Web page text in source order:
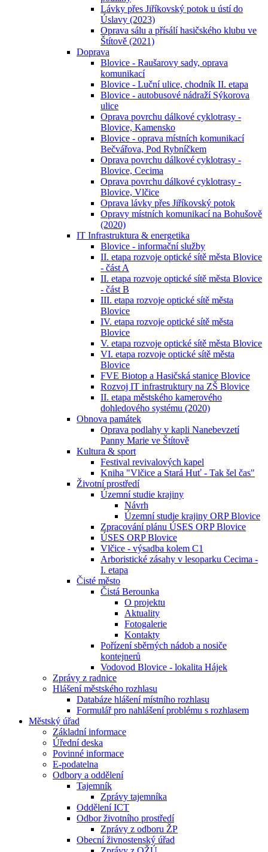
Lávky přes Jiříkovský potok u ústí do
Úslavy (2023)
Oprava sálu a přísálí hasičského klubu ve
Štítově (2021)
Doprava
Blovice - Raušarovy sady, oprava
komunikací
Blovice - Luční ulice, chodník II. etapa
Blovice - autobusové nádraží Sýkorova
ulice
Oprava povrchu dálkové cyklotrasy -
Blovice, Kamensko
Blovice - oprava místních komunikací
Bečvářova, Pod Rybníčkem
Oprava povrchu dálkové cyklotrasy -
Blovice, Cecima
Oprava povrchu dálkové cyklotrasy -
Blovice, Vlčice
Oprava lávky přes Jiříkovský potok
Opravy místních komunikací na Bohušově
(2020)
IT Infrastruktura & energetika
Blovice - informační služby
II. etapa rozvoje optické sítě města Blovice
- část A
II. etapa rozvoje optické sítě města Blovice
- část B
III. etapa rozvoje optické sítě města
Blovice
IV. etapa rozvoje optické sítě města
Blovice
V. etapa rozvoje optické sítě města Blovice
VI. etapa rozvoje optické sítě města
Blovice
FVE Biotop a Hasičská stanice Blovice
Rozvoj IT infrastruktury na ZŠ Blovice
II. etapa městského kamerového
dohledového systému (2020)
Obnova památek
Oprava podlahy v kapli Nanebevzetí
Panny Marie ve Štítově
Kultura & sport
Festival revivalových kapel
Kniha "Vlčice a Stará Huť - Tak šel čas"
Životní prostředí
Územní studie krajiny
Návrh
Územní studie krajiny ORP Blovice
Zpracování plánu ÚSES ORP Blovice
ÚSES ORP Blovice
Vlčice - výsadba kolem C1
Arboristické zásahy v lesoparku Cecima -
I. etapa
Čisté město
Čistá Berounka
O projektu
Aktuality
Fotogalerie
Kontakty
Pořízení sběrných nádob a nosiče
kontejnerů
Vodovod Blovice - lokalita Hájek
Zprávy z radnice
Hlášení městského rozhlasu
Databáze hlášení místního rozhlasu
Formulář pro nahlášení problému s rozhlasem
Městský úřad
Základní informace
Úřední deska
Povinné informace
E-podatelna
Odbory a oddělení
Tajemník
Zprávy tajemníka
Oddělení ICT
Odbor životního prostředí
Zprávy z odboru ŽP
Obecní živnostenský úřad